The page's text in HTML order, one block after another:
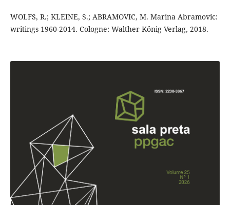
WOLFS, R.; KLEINE, S.; ABRAMOVIC, M. Marina Abramovic:
writings 1960-2014. Cologne: Walther König Verlag, 2018.